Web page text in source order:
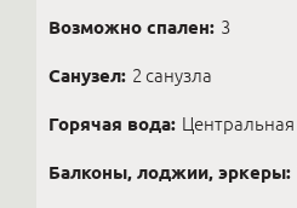
Возможно спален: 3
Санузел: 2 санузла
Горячая вода: Центральная
Балконы, лоджии, эркеры: